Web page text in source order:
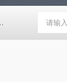
德国MN 91346过氧